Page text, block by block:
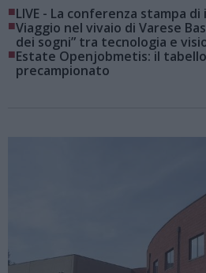
■LIVE - La conferenza stampa
■Viaggio nel vivaio di Varese
dei sogni” tra tecnologia e
■Estate Openjobmetis: il
precampionato